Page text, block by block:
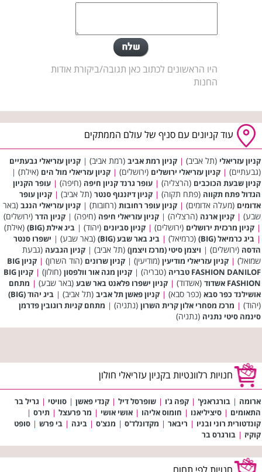
היו הראשונים לכתוב כאן תגובה/ביקורת אודות
החנות
עוד קניונים עם סניף של עולם הממתקים
קניון עזריאלי (תל אביב) | קניון רמת אביב (רמת אביב) | קניון עזריאלי גבעתיים
(גבעתיים) | קניון עזריאלי ירושלים (ירושלים) | קניון עזריאלי מול הים (אילת) |
קניון שבעת הכוכבים (הרצליה) | עופר גרנד קניון חיפה (חיפה) | עופר הקניון
הגדול פתח תקווה (פתח תקוה) | קניון דיזנגוף סנטר (תל אביב) | קניון עופר
אדומים (מעלה אדומים) | קניון עופר רחובות (רחובות) | קניון עזריאלי הנגב (באר
שבע) | קניון ארנה (הרצליה) | קניון עזריאלי חיפה (חיפה) | קניון הדר (ירושלים)
| קניון מרכזית ירושלים (ירושלים) | קניון סביונים (יהוד) | ביג אילת (BIG) (אילת)
| ביג כרמיאל (BIG) (כרמיאל) | ביג באר שבע (BIG) (באר שבע) | ישפרו סנטר
הדסה (ירושלים) | ויצמן סיטי (מרכז ויצמן) (תל אביב) | קניון הגבעה (גבעת
שמואל) | קניון עזריאלי מודיעין (מודיעין) | קניון שרונים (הוד השרון) |
קניון BIG
FASHION DANILOF טבריה
(טבריה) | קניון מגה אור וולפסון (חולון) |
קניון BIG
FASHION אשדוד
(אשדוד) | קניון ישפרו פלאנט באר שבע (באר שבע) | מתחם
אושילנד כפר סבא (כפר סבא) | קניון פאשן תל אביב (תל אביב) | ביג יהוד (BIG)
(יהוד) | מרכז מסחרי אלון קרית השרון (נתניה) | מתחם קניות רוגובין פדרמן
סינמה סיטי נתניה (נתניה)
חנויות רלוונטיות בקניון עזריאלי חולון
ארומה | בורגראנץ' | קפה ג'ו | שופרסל דיל | קנדי פאשן | סוויטי | גריל בר
התאומים | סיציליאנו | חומוס אליהו | אושי אושי | מר פרעצל | תירס |
קונדטורית רוני ובניו | ריבאר | מקדונלד'ס | מנצ'ס | ביגה | בי פרש | סופט
קוקיז | בורגרס בר
חנויות לפי תחום